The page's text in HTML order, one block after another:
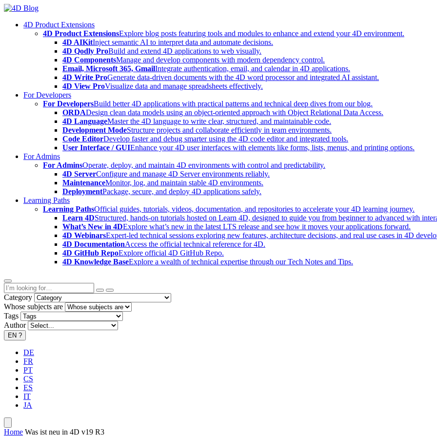
Skip
content4D Product Extensions
4D Product ExtensionsExplore blog posts featuring tools and modules to enhance and extend your 4D environment.
4D AIKitInject semantic AI to interpret data and automate decisions.
4D Qodly ProBuild and extend 4D applications to web visually.
4D ComponentsManage and develop components with modern dependency control.
Email, Microsoft 365, GmailIntegrate authentication, email, and calendar in 4D applications.
4D Write ProGenerate data-driven documents with the 4D word processor and integrated AI assistant.
4D View ProVisualize data and manage spreadsheets effectively.
For Developers
For DevelopersBuild better 4D applications with practical patterns and technical deep dives from our blog.
ORDADesign clean data models using an object-oriented approach with Object Relational Data Access.
4D LanguageMaster the 4D language to write clear, structured, and maintainable code.
Development ModeStructure projects and collaborate efficiently in team environments.
Code EditorDevelop faster and debug smarter using the 4D code editor and integrated tools.
User Interface / GUIEnhance your 4D user interfaces with elements like forms, lists, menus, and printing options.
For Admins
For AdminsOperate, deploy, and maintain 4D environments with control and predictability.
4D ServerConfigure and manage 4D Server environments reliably.
MaintenanceMonitor, log, and maintain stable 4D environments.
DeploymentPackage, secure, and deploy 4D applications safely.
Learning Paths
Learning PathsOfficial guides, tutorials, videos, documentation, and repositories to accelerate your 4D learning journey.
Learn 4DStructured, hands-on tutorials hosted on Learn 4D, designed to guide you from beginner to advanced with
What’s New in 4DExplore what’s new in the latest LTS release and see how it moves your applications forward.
4D WebinarsExpert-led technical sessions exploring new features, architecture decisions, and real use cases in 4D
4D DocumentationAccess the official technical reference for 4D.
4D GitHub RepoExplore official 4D GitHub Repo.
4D Knowledge BaseExplore a wealth of technical expertise through our Tech Notes and Tips.
Category
Whose subjects are
Tags
Author
EN ?
DE
FR
PT
CS
ES
IT
JA
Home Was ist neu in 4D v19 R3